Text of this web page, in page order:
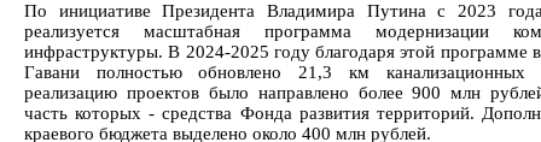
По инициативе Президента Владимира Путина с 2023
реализуется масштабная программа модернизации
инфраструктуры. В 2024-2025 году благодаря этой программе
Гавани полностью обновлено 21,3 км канализационных
реализацию проектов было направлено более 900 млн
часть которых - средства Фонда развития территорий.
краевого бюджета выделено около 400 млн рублей.